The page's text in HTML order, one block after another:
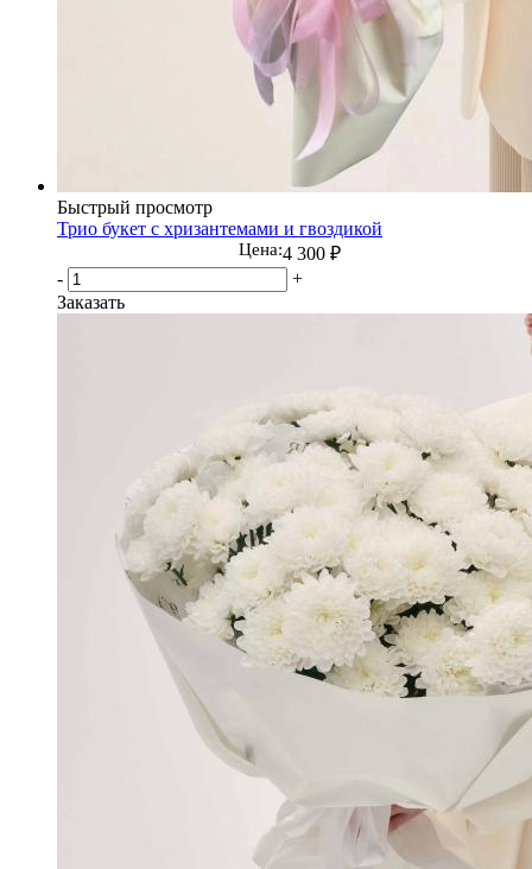
Быстрый просмотр
Трио букет с хризантемами и гвоздикой
Цена:4 300 ₽
-
+
Заказать